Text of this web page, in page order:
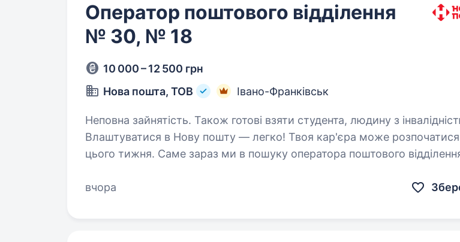
Оператор поштового відділення
№ 30, № 18
10 000 – 12 500 грн
Нова пошта, ТОВ
Івано-Франківськ
Неповна зайнятість. Також готові взяти студента, людину з
Влаштуватися в Нову пошту — легко! Твоя кар'єра може
цього тижня. Саме зараз ми в пошуку оператора поштового
на…
вчора